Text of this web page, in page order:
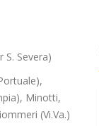
S. Severa)
Minotti,
(Vi.Va.)